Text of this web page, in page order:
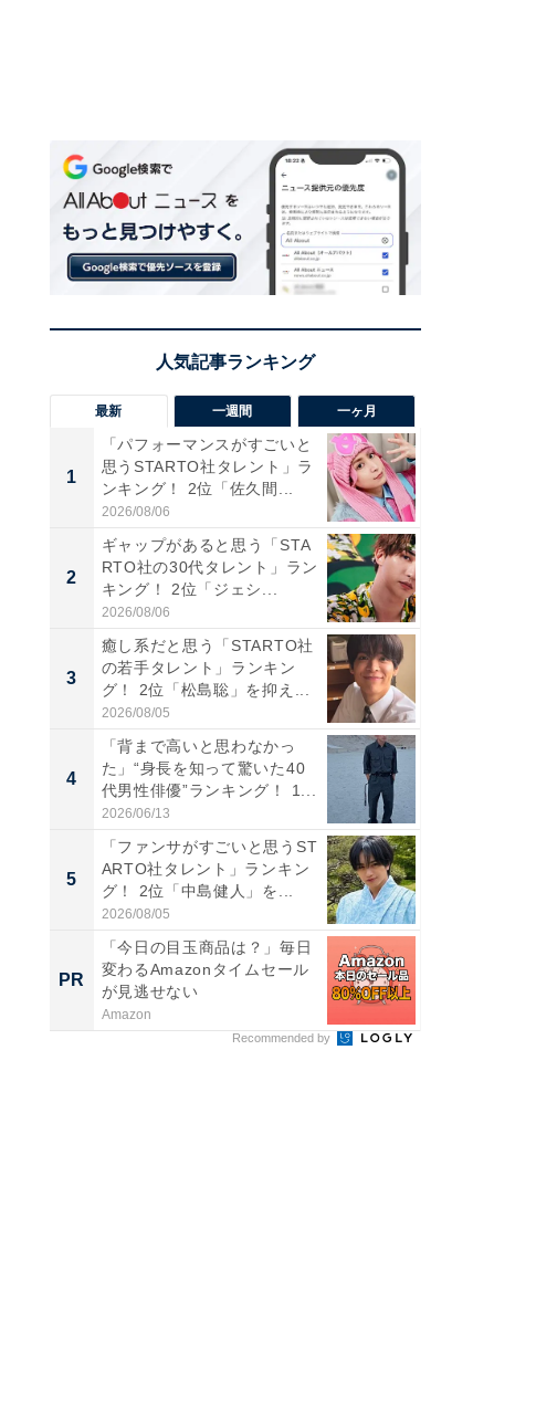
最新 一週間 一ヶ月
1
「パフォーマンスがすごいと
思うSTARTO社タレント」ラ
ンキング！ 2位「佐久間...
2026/08/06
2
ギャップがあると思う「STA
RTO社の30代タレント」ラン
キング！ 2位「ジェシ...
2026/08/06
3
癒し系だと思う「STARTO社
の若手タレント」ランキン
グ！ 2位「松島聡」を抑え...
2026/08/05
4
「背まで高いと思わなかっ
た」“身長を知って驚いた40
代男性俳優”ランキング！ 1...
2026/06/13
5
「ファンサがすごいと思うST
ARTO社タレント」ランキン
グ！ 2位「中島健人」を...
2026/08/05
PR
「今日の目玉商品は？」毎日
変わるAmazonタイムセール
が見逃せない
Amazon
Recommended by